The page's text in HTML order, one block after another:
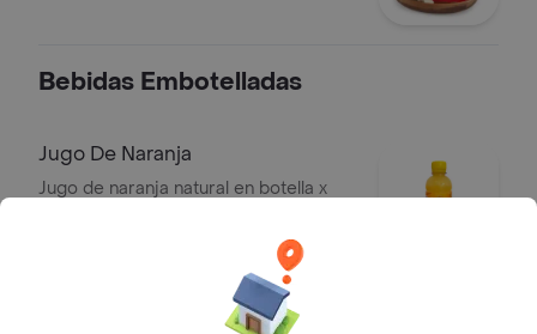
Bebidas Embotelladas
Jugo De Naranja
Jugo de naranja natural en botella x